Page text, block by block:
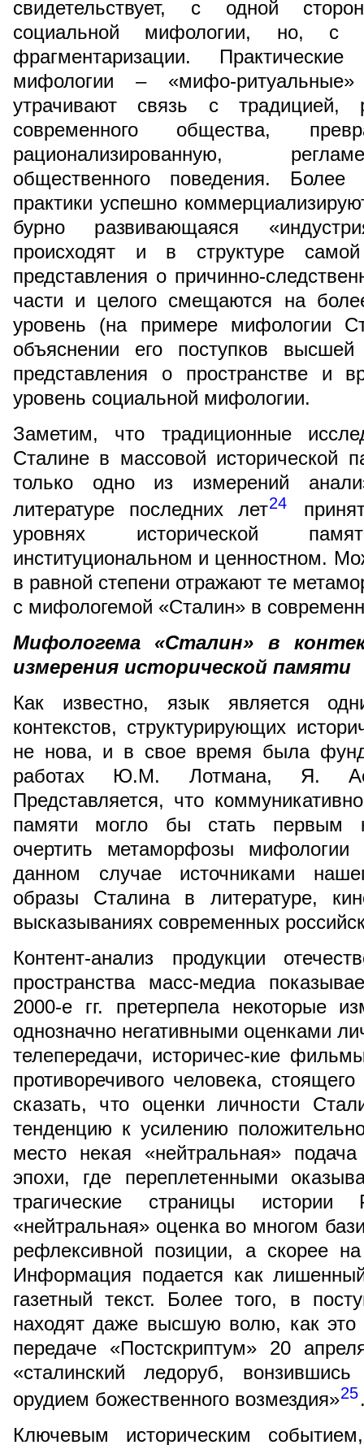
свидетельствует, с одной
социальной мифологии, но,
фрагментаризации.
мифологии – «мифо-
утрачивают связь с традицией,
современного общества,
рационализированную,
общественного поведения. Более
практики успешно
бурно развивающаяся
происходят и в структуре
представления о причинно-
части и целого смещаются на
уровень (на примере мифологии
объяснении его поступков
представления о пространстве и
уровень социальной мифологии.
Заметим, что традиционные
Сталине в массовой исторической
только одно из измерений
литературе последних лет24
уровнях исторической
институциональном и ценностном.
в равной степени отражают те
с мифологемой «Сталин» в
Мифологема «Сталин» в
измерения исторической памяти
Как известно, язык является
контекстов, структурирующих
не нова, и в свое время была
работах Ю.М. Лотмана, Я.
Представляется, что
памяти могло бы стать первым
очертить метаморфозы
данном случае источниками
образы Сталина в литературе,
высказываниях современных
Контент-анализ продукции
пространства масс-медиа
2000-е гг. претерпела некоторые
однозначно негативными оценками
телепередачи, историчес-кие
противоречивого человека,
сказать, что оценки личности
тенденцию к усилению
место некая «нейтральная»
эпохи, где переплетенными
трагические страницы
«нейтральная» оценка во многом
рефлексивной позиции, а скорее
Информация подается как
газетный текст. Более того, в
находят даже высшую волю, как
передаче «Постскриптум» 20
«сталинский ледоруб,
орудием божественного возмездия»25
Ключевым историческим